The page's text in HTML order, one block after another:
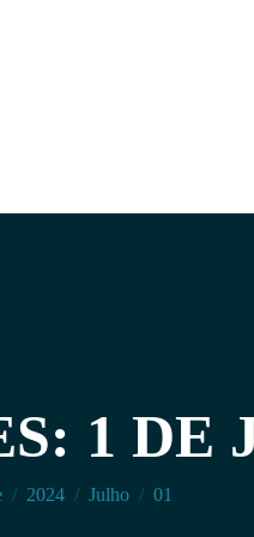
1 DE
You are here:
2024 Julho 01